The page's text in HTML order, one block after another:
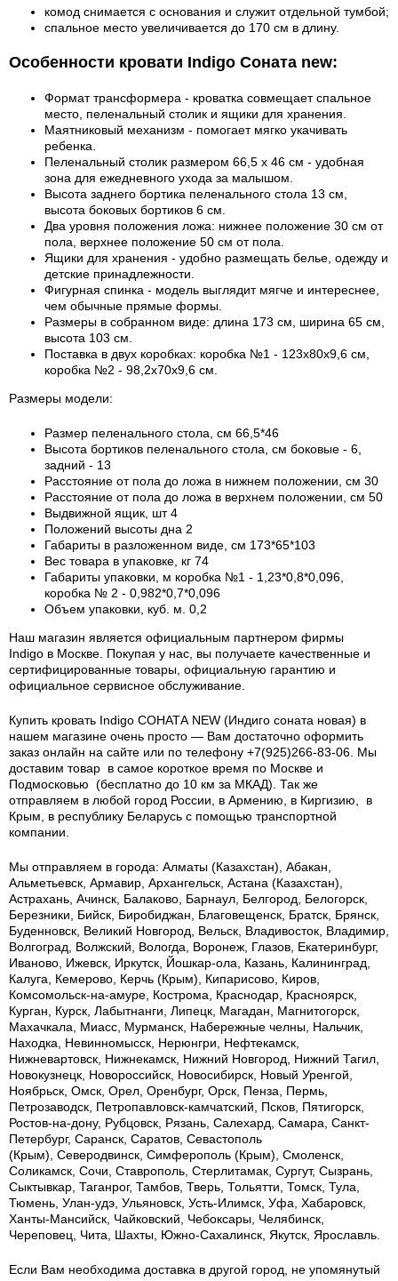
комод снимается с основания и служит отдельной тумбой;
спальное место увеличивается до 170 см в длину.
Особенности кровати Indigo Соната new:
Формат трансформера - кроватка совмещает спальное
место, пеленальный столик и ящики для хранения.
Маятниковый механизм - помогает мягко укачивать
ребенка.
Пеленальный столик размером 66,5 х 46 см - удобная
зона для ежедневного ухода за малышом.
Высота заднего бортика пеленального стола 13 см,
высота боковых бортиков 6 см.
Два уровня положения ложа: нижнее положение 30 см от
пола, верхнее положение 50 см от пола.
Ящики для хранения - удобно размещать белье, одежду и
детские принадлежности.
Фигурная спинка - модель выглядит мягче и интереснее,
чем обычные прямые формы.
Размеры в собранном виде: длина 173 см, ширина 65 см,
высота 103 см.
Поставка в двух коробках: коробка №1 - 123х80х9,6 см,
коробка №2 - 98,2х70х9,6 см.
Размеры модели:
Размер пеленального стола, см 66,5*46
Высота бортиков пеленального стола, см боковые - 6,
задний - 13
Расстояние от пола до ложа в нижнем положении, см 30
Расстояние от пола до ложа в верхнем положении, см 50
Выдвижной ящик, шт 4
Положений высоты дна 2
Габариты в разложенном виде, см 173*65*103
Вес товара в упаковке, кг 74
Габариты упаковки, м коробка №1 - 1,23*0,8*0,096,
коробка № 2 - 0,982*0,7*0,096
Объем упаковки, куб. м. 0,2
Наш магазин является официальным партнером фирмы
Indigo в Москве. Покупая у нас, вы получаете качественные и
сертифицированные товары, официальную гарантию и
официальное сервисное обслуживание.
Купить кровать Indigo СОНАТА NEW (Индиго соната новая) в
нашем магазине очень просто — Вам достаточно оформить
заказ онлайн на сайте или по телефону +7(925)266-83-06. Мы
доставим товар в самое короткое время по Москве и
Подмосковью (бесплатно до 10 км за МКАД). Так же
отправляем в любой город России, в Армению, в Киргизию, в
Крым, в республику Беларусь с помощью транспортной
компании.
Мы отправляем в города: Алматы (Казахстан), Абакан,
Альметьевск, Армавир, Архангельск, Астана (Казахстан),
Астрахань, Ачинск, Балаково, Барнаул, Белгород, Белогорск,
Березники, Бийск, Биробиджан, Благовещенск, Братск, Брянск,
Буденновск, Великий Новгород, Вельск, Владивосток, Владимир,
Волгоград, Волжский, Вологда, Воронеж, Глазов, Екатеринбург,
Иваново, Ижевск, Иркутск, Йошкар-ола, Казань, Калининград,
Калуга, Кемерово, Керчь (Крым), Кипарисово, Киров,
Комсомольск-на-амуре, Кострома, Краснодар, Красноярск,
Курган, Курск, Лабытнанги, Липецк, Магадан, Магнитогорск,
Махачкала, Миасс, Мурманск, Набережные челны, Нальчик,
Находка, Невинномысск, Нерюнгри, Нефтекамск,
Нижневартовск, Нижнекамск, Нижний Новгород, Нижний Тагил,
Новокузнецк, Новороссийск, Новосибирск, Новый Уренгой,
Ноябрьск, Омск, Орел, Оренбург, Орск, Пенза, Пермь,
Петрозаводск, Петропавловск-камчатский, Псков, Пятигорск,
Ростов-на-дону, Рубцовск, Рязань, Салехард, Самара, Санкт-
Петербург, Саранск, Саратов, Севастополь
(Крым), Северодвинск, Симферополь (Крым), Смоленск,
Соликамск, Сочи, Ставрополь, Стерлитамак, Сургут, Сызрань,
Сыктывкар, Таганрог, Тамбов, Тверь, Тольятти, Томск, Тула,
Тюмень, Улан-удэ, Ульяновск, Усть-Илимск, Уфа, Хабаровск,
Ханты-Мансийск, Чайковский, Чебоксары, Челябинск,
Череповец, Чита, Шахты, Южно-Сахалинск, Якутск, Ярославль.
Если Вам необходима доставка в другой город, не упомянутый